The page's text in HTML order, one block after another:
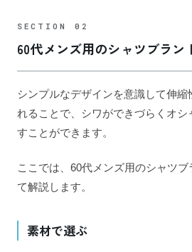
60代メンズ用のシャツブラン
シンプルなデザインを意識して伸縮
れることで、シワができづらくオシ
すことができます。
ここでは、60代メンズ用のシャツ
て解説します。
素材で選ぶ